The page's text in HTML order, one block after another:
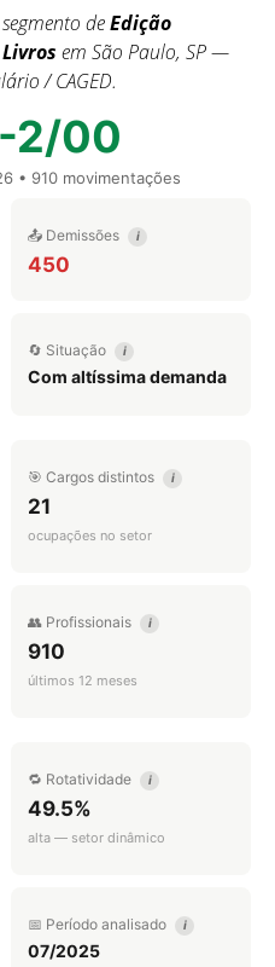
deEdição
em São Paulo, SP —
/ CAGED.
2/00
• 910 movimentações
📤 Demissões i
450
🔄 Situação i
Com altíssima demanda
🎯 Cargos distintos i
21
ocupações no setor
👥 Profissionais i
910
últimos 12 meses
🔁 Rotatividade i
49.5%
alta — setor dinâmico
📅 Período analisado i
07/2025